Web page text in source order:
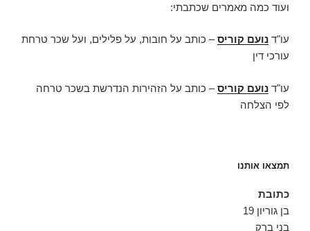
ועוד כמה מאמרים שכתבתי:
עו"ד נועם קוריס– כותב על חובות, על פלילים, ועל שכר טרחת
עורכי דין
עו"ד נועם קוריס– כותב על הזהירות הנדרשת בשכר טרחה
לפי הצלחה
תמצאו אותנו
כתובת
בן גוריון 19
בני ברק